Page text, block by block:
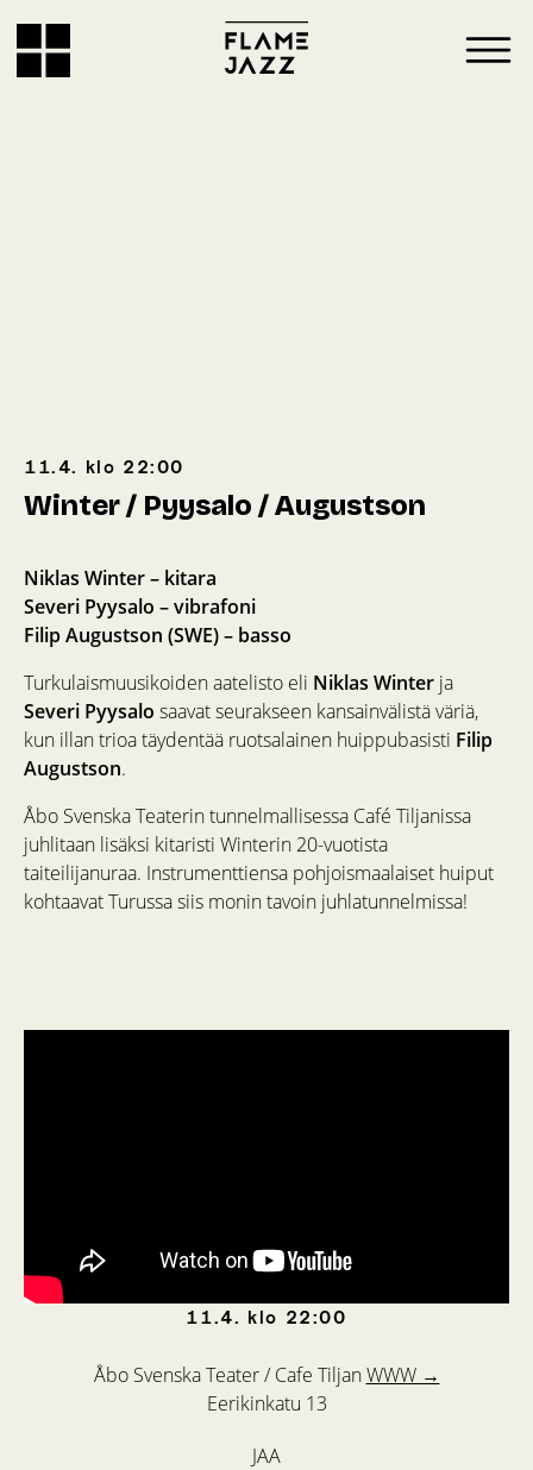
11.4. klo 22:00
Åbo Svenska Teater / Cafe TiljanWWW →
Eerikinkatu 13
JAA
11.4. klo 22:00
Winter / Pyysalo / Augustson
Niklas Winter – kitara
Severi Pyysalo – vibrafoni
Filip Augustson (SWE)– basso
Turkulaismuusikoiden aatelisto eli Niklas Winter ja
Severi Pyysalo saavat seurakseen kansainvälistä väriä,
kun illan trioa täydentää ruotsalainen huippubasisti Filip
Augustson.
Åbo Svenska Teaterin tunnelmallisessa Café Tiljanissa
juhlitaan lisäksi kitaristi Winterin 20-vuotista
taiteilijanuraa. Instrumenttiensa pohjoismaalaiset huiput
kohtaavat Turussa siis monin tavoin juhlatunnelmissa!